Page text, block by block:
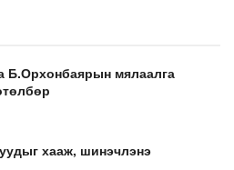
Б.Орхонбаярын мялаалга
хааж, шинэчлэнэ